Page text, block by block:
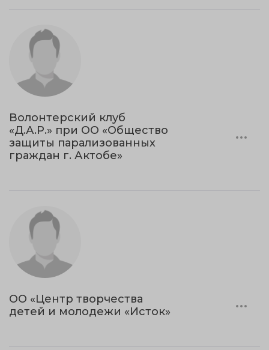
Волонтерский клуб
«Д.А.Р.» при ОО «Общество
защиты парализованных
граждан г. Актобе»
ОО «Центр творчества
детей и молодежи «Исток»